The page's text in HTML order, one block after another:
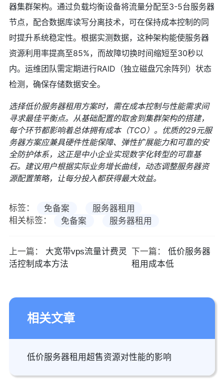
器集群架构。通过负载均衡设备将流量分配至3-5台服务器
节点，配合数据库读写分离技术，可在保持成本控制的同
时提升系统稳定性。根据实测数据，这种架构能使服务器
资源利用率提高至85%，而故障切换时间缩短至30秒以
内。运维团队需定期进行RAID（独立磁盘冗余阵列）状态
检测，确保存储数据安全。
选择低价服务器租用方案时，需在成本控制与性能需求间
寻求最佳平衡点。从基础配置的取舍到集群架构的搭建，
每个环节都影响着总体拥有成本（TCO）。优质的29元服
务器方案应兼具硬件性能保障、弹性扩展能力和可靠的安
全防护体系，这正是中小企业实现数字化转型的可靠基
石。建议用户根据实际业务增长曲线，动态调整服务器资
源配置策略，让每分投入都获得最大效益。
标签： 免备案
服务器租用
相关标签：
免备案 服务器租用
上一篇：
大宽带vps流量计费灵
活控制成本方法
下一篇：
低价服务器
租用成本低
相关文章
低价服务器租用超售资源对性能的影响